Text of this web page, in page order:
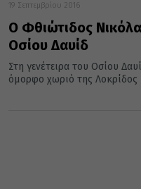
19 Σεπτεμβρίου 2016
Ο Φθιώτιδος
Οσίου Δαυίδ
Στη γενέτειρα του Οσίου
όμορφο χωριό της Λοκρίδος